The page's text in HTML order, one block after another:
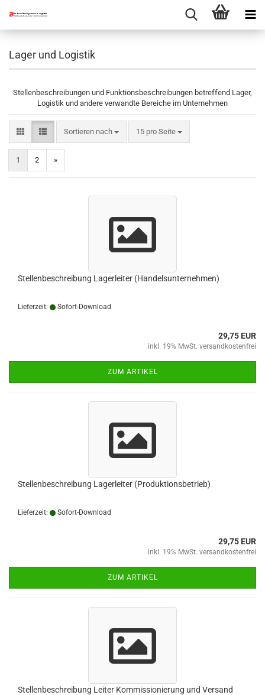
Lager und Logistik
Stellenbeschreibungen und Funktionsbeschreibungen betreffend Lager,
Logistik und andere verwandte Bereiche im Unternehmen
Sortieren nach
Sortieren nach 15 pro Seite
pro Seite
1 2 »
Stellenbeschreibung Lagerleiter (Handelsunternehmen)
Lieferzeit: Sofort-Download
29,75 EUR
inkl. 19% MwSt. versandkostenfrei
ZUM ARTIKEL
Stellenbeschreibung Lagerleiter (Produktionsbetrieb)
Lieferzeit: Sofort-Download
29,75 EUR
inkl. 19% MwSt. versandkostenfrei
ZUM ARTIKEL
Stellenbeschreibung Leiter Kommissionierung und Versand